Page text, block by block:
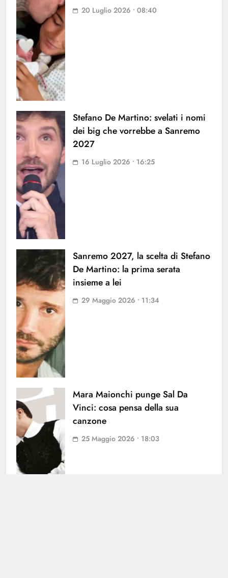
20 Luglio 2026 • 08:40
Stefano De Martino: svelati i nomi
dei big che vorrebbe a Sanremo
2027
16 Luglio 2026 • 16:25
Sanremo 2027, la scelta di Stefano
De Martino: la prima serata
insieme a lei
29 Maggio 2026 • 11:34
Mara Maionchi punge Sal Da
Vinci: cosa pensa della sua
canzone
25 Maggio 2026 • 18:03